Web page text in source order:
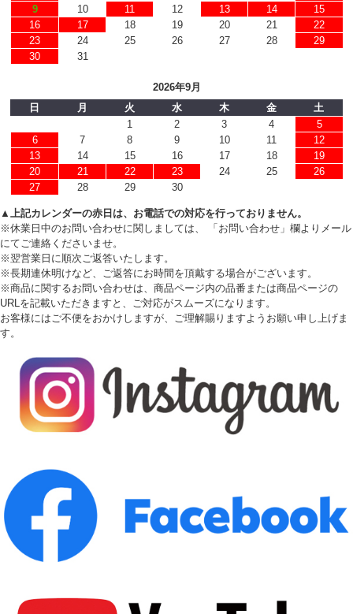
9
10 11 12 13 14
15
16
17 18 19 20 21
22
23
24 25 26 27 28
29
30
31
2026年9月
日
月 火 水 木 金
土
1
2 3 4
5
6
7 8 9 10 11
12
13
14 15 16 17 18
19
20
21 22 23 24 25
26
27
28 29 30
▲上記カレンダーの赤日は、お電話での対応を行っておりません。
※休業日中のお問い合わせに関しましては、 「お問い合わせ」欄よりメール
にてご連絡くださいませ。
※翌営業日に順次ご返答いたします。
※長期連休明けなど、ご返答にお時間を頂戴する場合がございます。
※商品に関するお問い合わせは、商品ページ内の品番または商品ページの
URLを記載いただきますと、ご対応がスムーズになります。
お客様にはご不便をおかけしますが、ご理解賜りますようお願い申し上げま
す。